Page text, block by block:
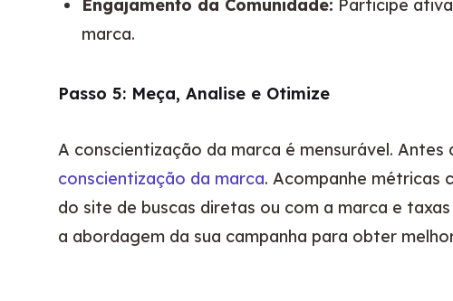
Engajamento da Comunidade: Participe
marca.
Passo 5: Meça, Analise e Otimize
A conscientização da marca é mensurável. Antes
conscientização da marca. Acompanhe métricas
do site de buscas diretas ou com a marca e
a abordagem da sua campanha para obter